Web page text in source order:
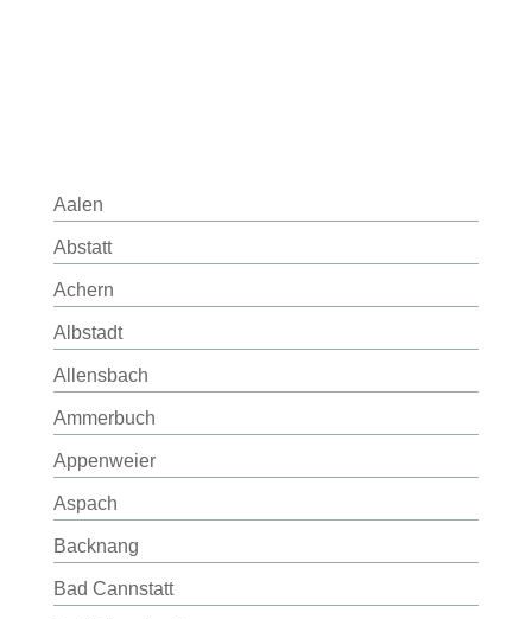
Aalen
Abstatt
Achern
Albstadt
Allensbach
Ammerbuch
Appenweier
Aspach
Backnang
Bad Cannstatt